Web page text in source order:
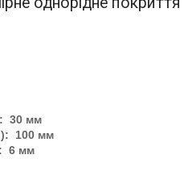
30 мм
100 мм
6 мм